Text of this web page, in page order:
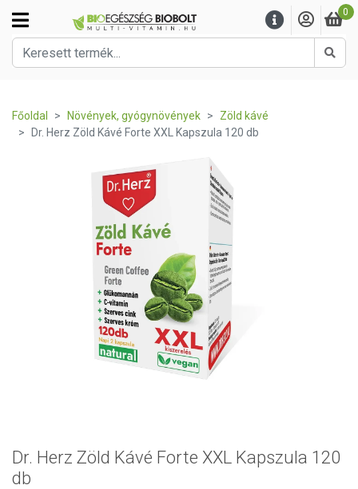
0
Főoldal Növények, gyógynövények
Zöld kávé
Dr. Herz Zöld Kávé Forte XXL Kapszula 120 db
Dr. Herz Zöld Kávé Forte XXL Kapszula 120
db